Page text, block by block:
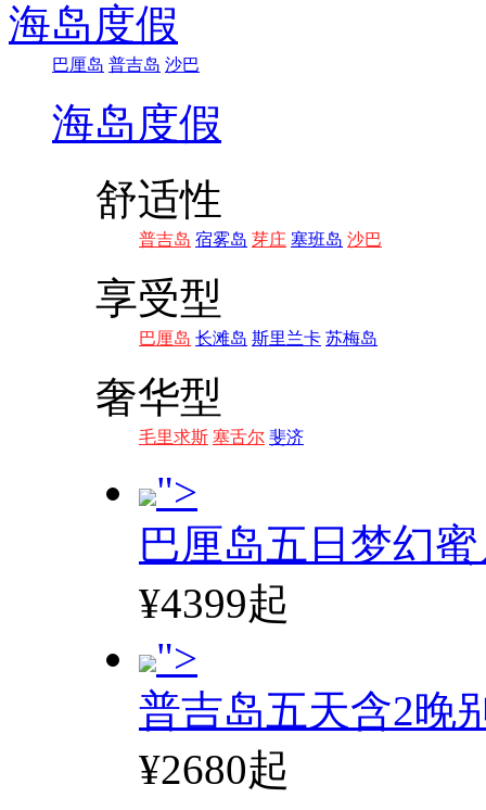
海岛度假
巴厘岛 普吉岛 沙巴
海岛度假
舒适性
普吉岛 宿雾岛 芽庄 塞班岛 沙巴
享受型
巴厘岛 长滩岛 斯里兰卡 苏梅岛
奢华型
毛里求斯 塞舌尔 斐济
">
巴厘岛五日梦幻
¥4399起
">
普吉岛五天含2晚
¥2680起